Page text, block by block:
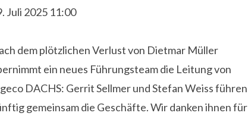
Juli 2025 11:00
dem plötzlichen Verlust von Dietmar Müller
ein neues Führungsteam die Leitung von
DACHS: Gerrit Sellmer und Stefan Weiss führen
gemeinsam die Geschäfte. Wir danken ihnen für